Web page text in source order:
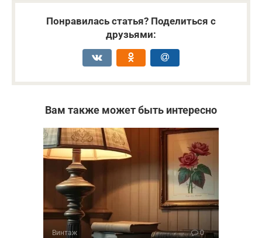
Понравилась статья? Поделиться с
друзьями:
Вам также может быть интересно
Винтаж 0